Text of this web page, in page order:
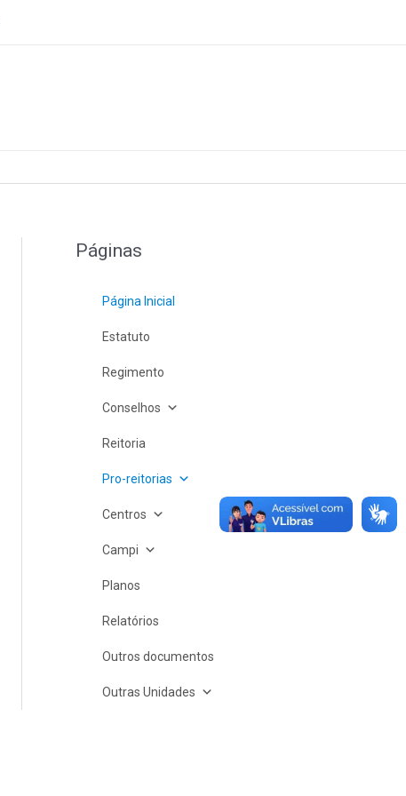
Páginas
Página Inicial
Estatuto
Regimento
Conselhos
Reitoria
Pro-reitorias
Centros
Campi
Planos
Relatórios
Outros documentos
Outras Unidades